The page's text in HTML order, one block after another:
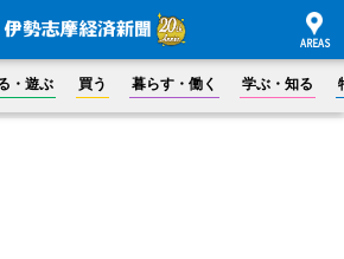
・遊ぶ 買う 暮らす・働く 学ぶ・知る